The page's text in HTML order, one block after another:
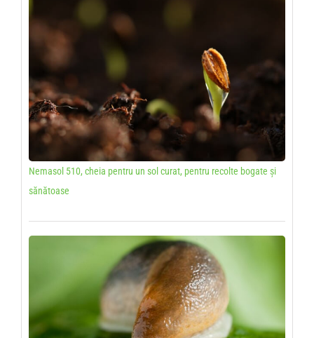
Nemasol 510, cheia pentru un sol curat, pentru recolte bogate și
sănătoase